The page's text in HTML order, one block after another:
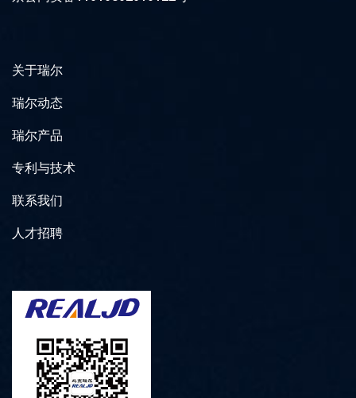
关于瑞尔
瑞尔动态
瑞尔产品
专利与技术
联系我们
人才招聘